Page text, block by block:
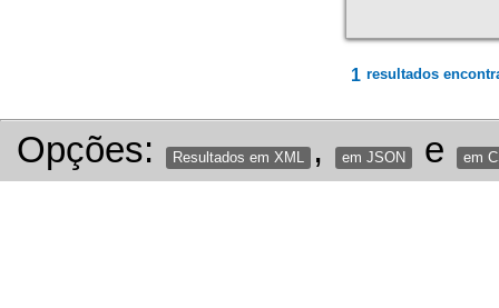
1 resultados
Opções: Resultados em XML , em JSON e em